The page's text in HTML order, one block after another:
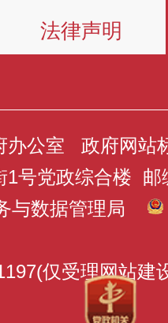
法律声明
办公室 政府网站
1号党政综合楼 邮
与数据管理局
仅受理网站建